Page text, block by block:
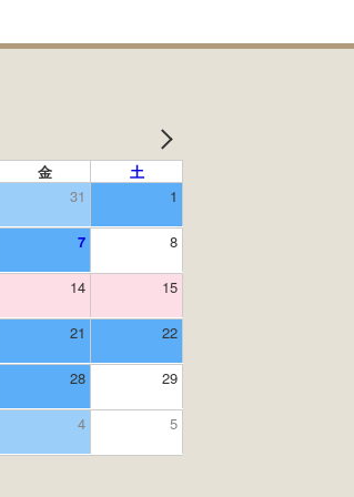
金
土
31 1
7 8
14 15
21 22
28 29
4 5